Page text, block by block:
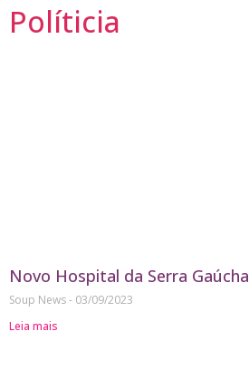
Políticia
Novo Hospital da Serra Gaúcha
Soup News
03/09/2023
Leia mais